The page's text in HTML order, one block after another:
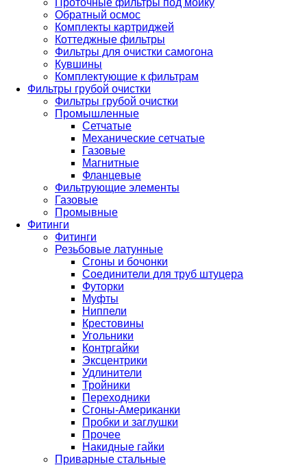
Проточные фильтры под мойку
Обратный осмос
Комплекты картриджей
Коттеджные фильтры
Фильтры для очистки самогона
Кувшины
Комплектующие к фильтрам
Фильтры грубой очистки
Фильтры грубой очистки
Промышленные
Сетчатые
Механические сетчатые
Газовые
Магнитные
Фланцевые
Фильтрующие элементы
Газовые
Промывные
Фитинги
Фитинги
Резьбовые латунные
Сгоны и бочонки
Соединители для труб штуцера
Футорки
Муфты
Ниппели
Крестовины
Угольники
Контргайки
Эксцентрики
Удлинители
Тройники
Переходники
Сгоны-Американки
Пробки и заглушки
Прочее
Накидные гайки
Приварные стальные